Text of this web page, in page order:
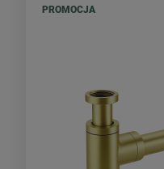
PROMOCJA